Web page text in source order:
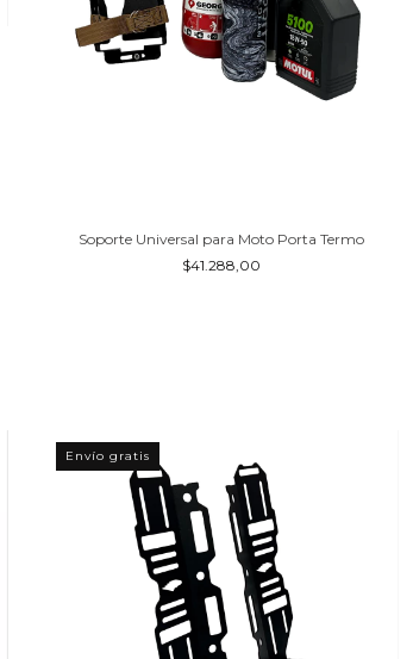
Soporte Universal para Moto Porta Termo
$41.288,00
Envío gratis